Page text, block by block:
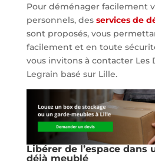
Pour déménager facilement
personnels, des services de
sont proposés, vous
facilement et en toute
vous invitons à contacter Les
Legrain basé sur Lille.
Libérer de l’espace dans
déjà meublé